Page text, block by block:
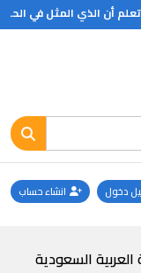
أن الذي المثل في الحلم ..
دخول انشاء حساب
العربية السعودية